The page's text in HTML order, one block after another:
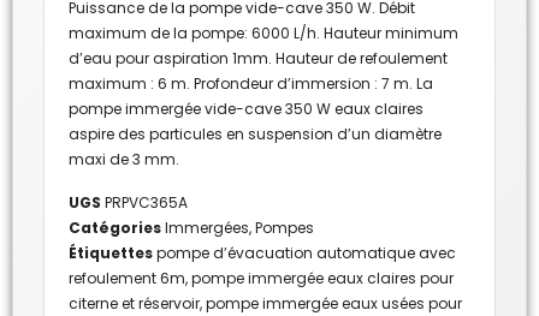
Puissance de la pompe vide-cave 350 W. Débit
maximum de la pompe: 6000 L/h. Hauteur minimum
d’eau pour aspiration 1mm. Hauteur de refoulement
maximum : 6 m. Profondeur d’immersion : 7 m. La
pompe immergée vide-cave 350 W eaux claires
aspire des particules en suspension d’un diamètre
maxi de 3 mm.
UGS PRPVC365A
CatégoriesImmergées,Pompes
Étiquettespompe d’évacuation automatique avec
refoulement 6m,pompe immergée eaux claires pour
citerne et réservoir,pompe immergée eaux usées pour